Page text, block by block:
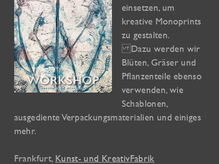
einsetzen, um
kreative Monoprints
zu gestalten.
Dazu werden wir
Blüten, Gräser und
Pflanzenteile ebenso
verwenden, wie
Schablonen,
ausgediente Verpackungsmaterialien und einiges
mehr.
Frankfurt, Kunst- und KreativFabrik